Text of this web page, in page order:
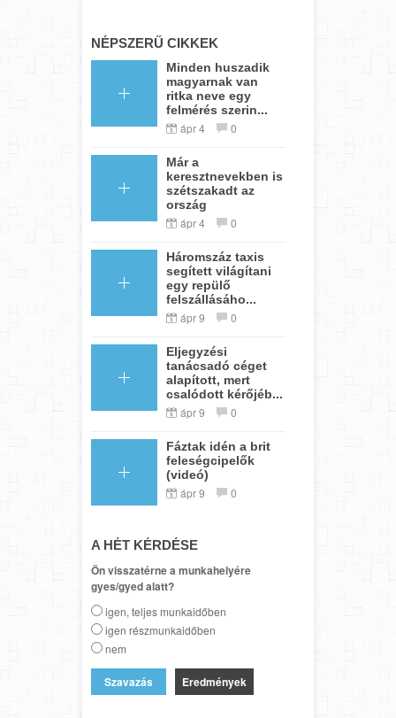
NÉPSZERŰ CIKKEK
Minden huszadik
magyarnak van
ritka neve egy
felmérés szerin...
ápr 4 0
Már a
keresztnevekben is
szétszakadt az
ország
ápr 4 0
Háromszáz taxis
segített világítani
egy repülő
felszállásáho...
ápr 9 0
Eljegyzési
tanácsadó céget
alapított, mert
csalódott kérőjéb...
ápr 9 0
Fáztak idén a brit
feleségcipelők
(videó)
ápr 9 0
A HÉT KÉRDÉSE
Ön visszatérne a munkahelyére
gyes/gyed alatt?
igen, teljes munkaidőben
igen részmunkaidőben
nem
Eredmények